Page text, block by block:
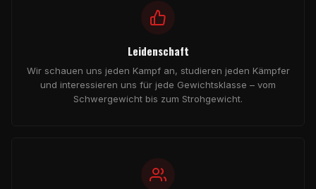
Leidenschaft
Wir schauen uns jeden Kampf an, studieren jeden Kämpfer
und interessieren uns für jede Gewichtsklasse – vom
Schwergewicht bis zum Strohgewicht.